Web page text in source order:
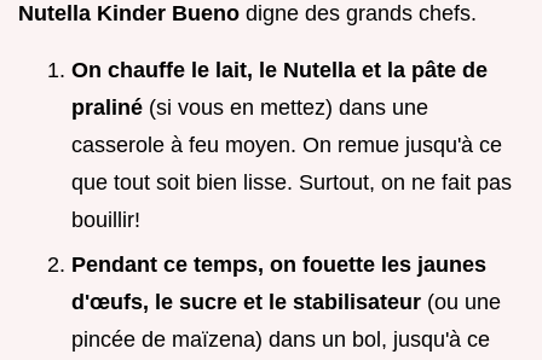
Nutella Kinder Bueno digne des grands chefs.
On chauffe le lait, le Nutella et la pâte de
praliné (si vous en mettez) dans une
casserole à feu moyen. On remue jusqu'à ce
que tout soit bien lisse. Surtout, on ne fait pas
bouillir!
Pendant ce temps, on fouette les jaunes
d'œufs, le sucre et le stabilisateur (ou une
pincée de maïzena) dans un bol, jusqu'à ce